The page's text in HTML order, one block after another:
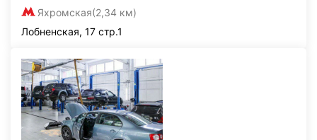
Яхромская(2,34 км)
Лобненская, 17 стр.1